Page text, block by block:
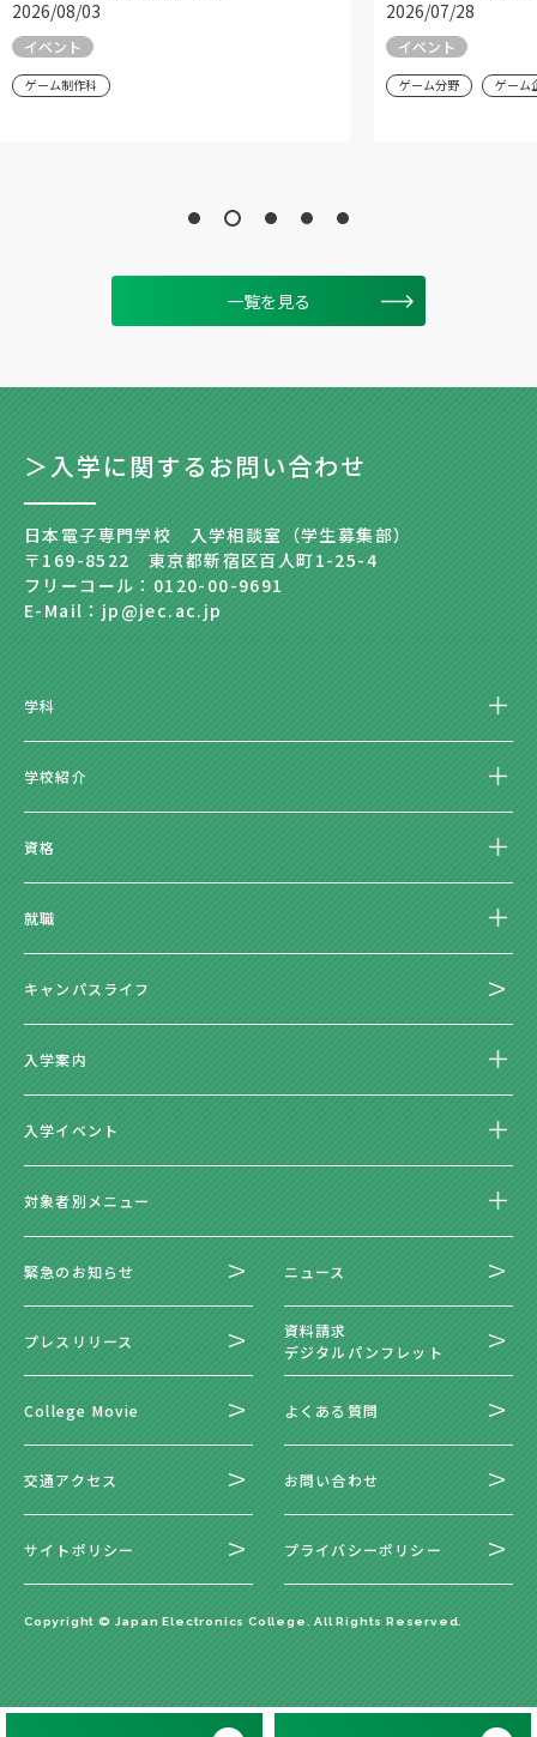
2026/08/03
イベント
ゲーム制作科
2026/07/28
イベント
ゲーム分野 ゲーム
一覧を見る
＞入学に関するお問い合わせ
日本電子専門学校 入学相談室（学生募集部）
〒169-8522 東京都新宿区百人町1-25-4
フリーコール：0120-00-9691
E-Mail：jp@jec.ac.jp
学科
学校紹介
資格
就職
キャンパスライフ
入学案内
入学イベント
対象者別メニュー
緊急のお知らせ ニュース
プレスリリース
資料請求
デジタルパンフレット
College Movie よくある質問
交通アクセス お問い合わせ
サイトポリシー プライバシーポリシー
Copyright © Japan Electronics College. All Rights Reserved.